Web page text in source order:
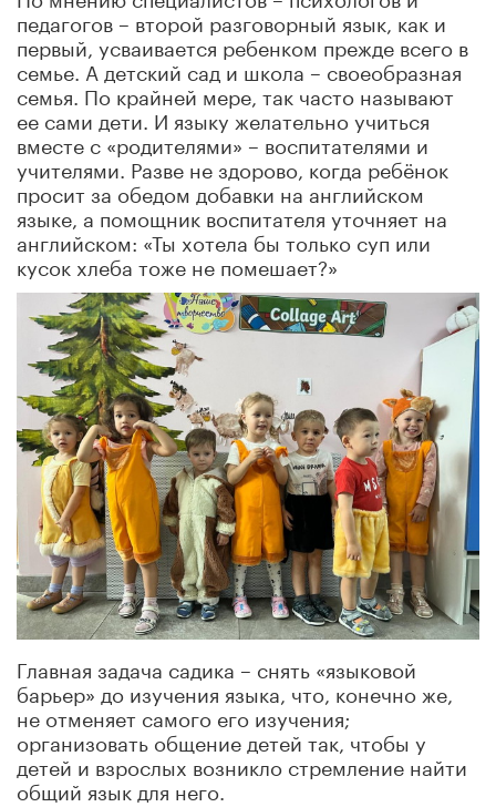
педагогов – второй разговорный язык, как и
первый, усваивается ребенком прежде всего в
семье. А детский сад и школа – своеобразная
семья. По крайней мере, так часто называют
ее сами дети. И языку желательно учиться
вместе с «родителями» – воспитателями и
учителями. Разве не здорово, когда ребёнок
просит за обедом добавки на английском
языке, а помощник воспитателя уточняет на
английском: «Ты хотела бы только суп или
кусок хлеба тоже не помешает?»
Главная задача садика – снять «языковой
барьер» до изучения языка, что, конечно же,
не отменяет самого его изучения;
организовать общение детей так, чтобы у
детей и взрослых возникло стремление найти
общий язык для него.